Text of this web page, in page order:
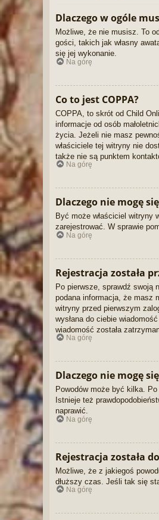
Dlaczego w ogóle
Możliwe, że nie musisz. To
gości, takich jak własny
się jej wykonanie.
Na górę
Co to jest COPPA?
COPPA, to skrót od Child
informacje od osób
życia. Jeżeli nie masz
właściciele tej witryny nie
także nie są punktem
Na górę
Dlaczego nie mogę
Być może właściciel witryny
zarejestrować. W sprawie
Na górę
Rejestracja została
Po pierwsze, sprawdź swoją
podana informacja, że masz
witryny przed pierwszym
wysłana do ciebie
wiadomość została
Na górę
Dlaczego nie mogę
Powodów może być kilka.
Istnieje też
naprawić.
Na górę
Rejestracja została
Możliwe, że z jakiegoś
dłuższy czas. Jeśli tak się
Na górę